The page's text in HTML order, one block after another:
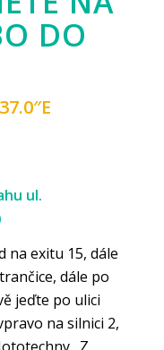
DO
ul.
na exitu 15, dále
dále po
jeďte po ulici
na silnici 2,